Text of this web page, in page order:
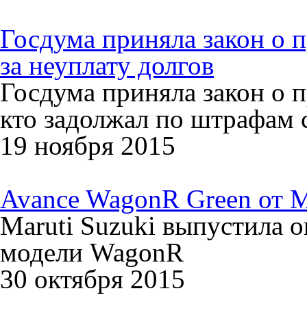
Госдума приняла закон о
за неуплату долгов
Госдума приняла закон о
кто задолжал по штрафам
19 ноября 2015
Avance WagonR Green от
Maruti Suzuki выпустила
модели WagonR
30 октября 2015